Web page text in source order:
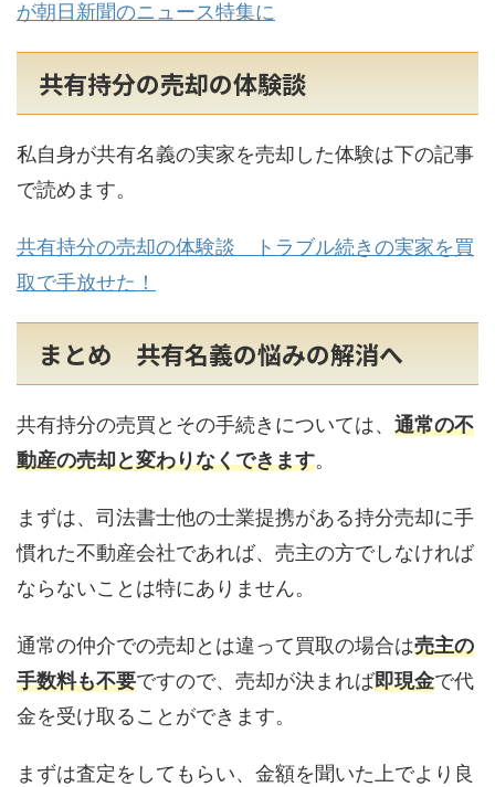
が朝日新聞のニュース特集に
共有持分の売却の体験談
私自身が共有名義の実家を売却した体験は下の記事
で読めます。
共有持分の売却の体験談 トラブル続きの実家を買
取で手放せた！
まとめ 共有名義の悩みの解消へ
共有持分の売買とその手続きについては、 通常の不
動産の売却と変わりなくできます。
まずは、司法書士他の士業提携がある持分売却に手
慣れた不動産会社であれば、売主の方でしなければ
ならないことは特にありません。
通常の仲介での売却とは違って買取の場合は売主の
手数料も不要ですので、売却が決まれば即現金で代
金を受け取ることができます。
まずは査定をしてもらい、金額を聞いた上でより良